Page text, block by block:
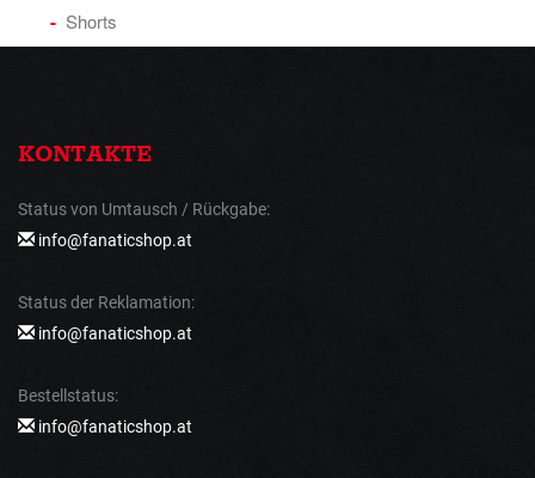
Shorts
KONTAKTE
Status von Umtausch / Rückgabe:
info@fanaticshop.at
Status der Reklamation:
info@fanaticshop.at
Bestellstatus:
info@fanaticshop.at